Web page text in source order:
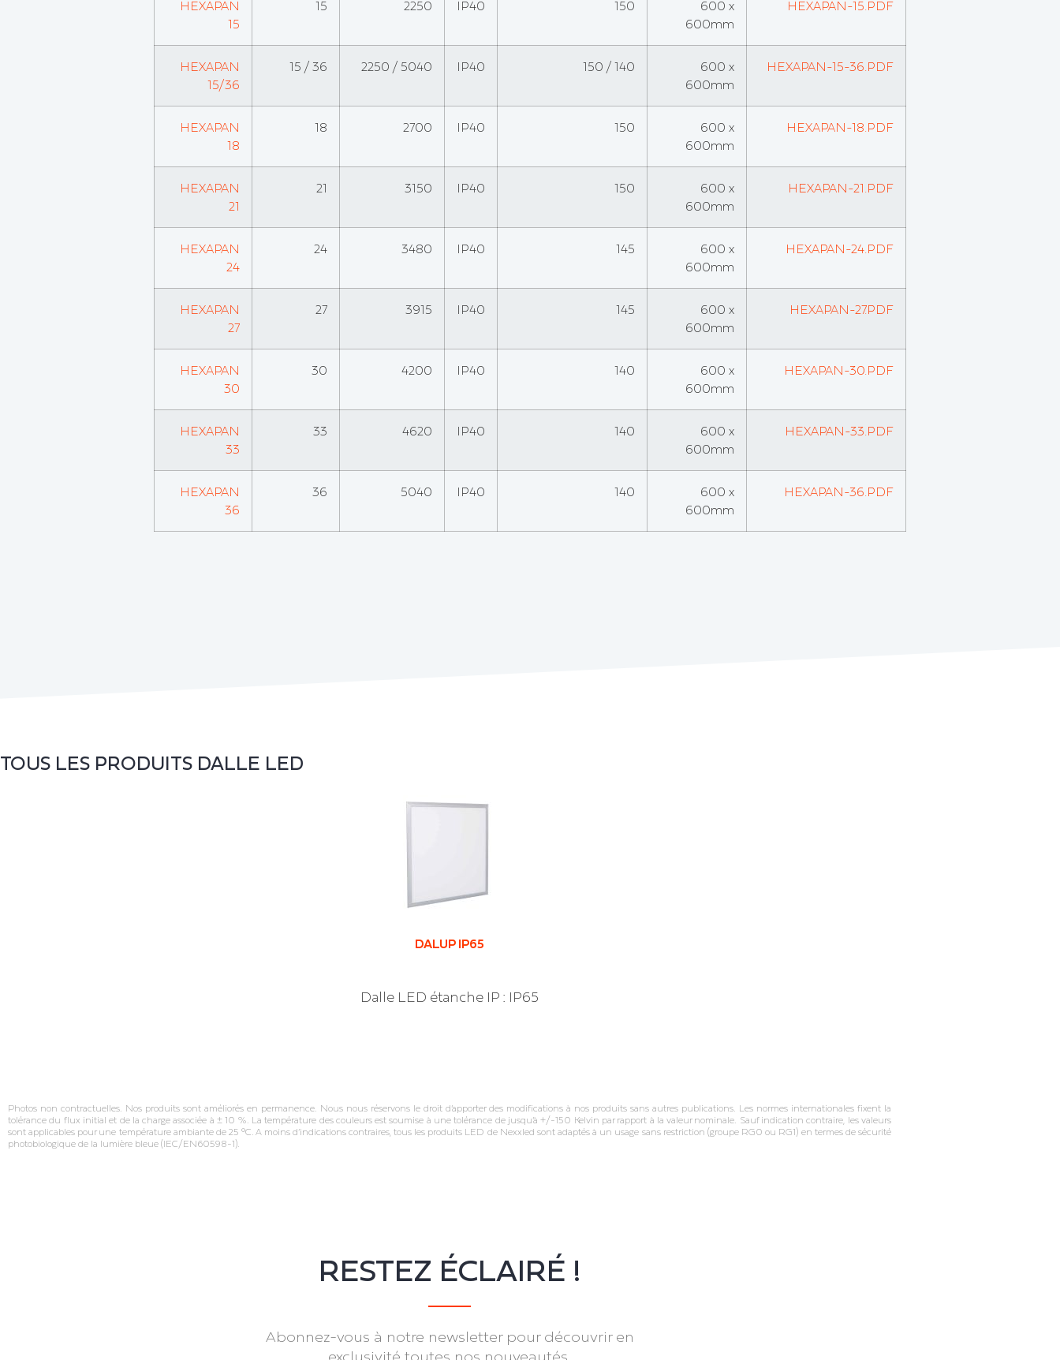
HEXAPAN
15
15 2250 IP40 150
600 x
600mm
HEXAPAN-15.PDF
HEXAPAN
15/36
15 / 36 2250 / 5040 IP40 150 / 140
600 x
600mm
HEXAPAN-15-36.PDF
HEXAPAN
18
18 2700 IP40 150
600 x
600mm
HEXAPAN-18.PDF
HEXAPAN
21
21 3150 IP40 150
600 x
600mm
HEXAPAN-21.PDF
HEXAPAN
24
24 3480 IP40 145
600 x
600mm
HEXAPAN-24.PDF
HEXAPAN
27
27 3915 IP40 145
600 x
600mm
HEXAPAN-27.PDF
HEXAPAN
30
30 4200 IP40 140
600 x
600mm
HEXAPAN-30.PDF
HEXAPAN
33
33 4620 IP40 140
600 x
600mm
HEXAPAN-33.PDF
HEXAPAN
36
36 5040 IP40 140
600 x
600mm
HEXAPAN-36.PDF
TOUS LES PRODUITS DALLE LED
DALUP IP65
Dalle LED étanche IP : IP65
Photos non contractuelles. Nos produits sont améliorés en permanence. Nous nous réservons le droit d’apporter des modifications à nos produits sans autres publications. Les normes internationales fixent la
tolérance du flux initial et de la charge associée à ± 10 %. La température des couleurs est soumise à une tolérance de jusqu’à +/‐150 Kelvin par rapport à la valeur nominale. Sauf indication contraire, les valeurs
sont applicables pour une température ambiante de 25 °C. A moins d’indications contraires, tous les produits LED de Nexxled sont adaptés à un usage sans restriction (groupe RG0 ou RG1) en termes de sécurité
photobiologique de la lumière bleue (IEC/EN60598‐1).
RESTEZ ÉCLAIRÉ !
Abonnez-vous à notre newsletter pour découvrir en
exclusivité toutes nos nouveautés.